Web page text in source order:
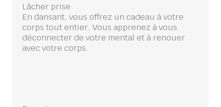
Lâcher prise
En dansant, vous offrez un cadeau à votre
corps tout entier. Vous apprenez à vous
déconnecter de votre mental et à renouer
avec votre corps.